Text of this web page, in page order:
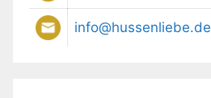
info@hussenliebe.de